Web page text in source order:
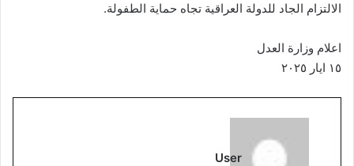
الالتزام الجاد للدولة العراقية تجاه حماية الطفولة.
اعلام وزارة العدل
١٥ ايار ٢٠٢٥
User